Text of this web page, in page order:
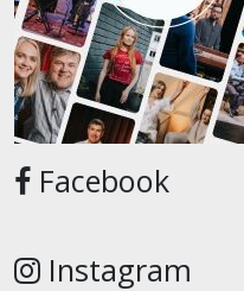
Facebook
Instagram